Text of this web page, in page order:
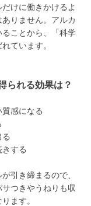
けに働きかけるよ
りません。アルカ
ことから、「科学
ています。
られる効果は？
感になる
る
きする
引き締まるので、
つきやうねりも収
ます。